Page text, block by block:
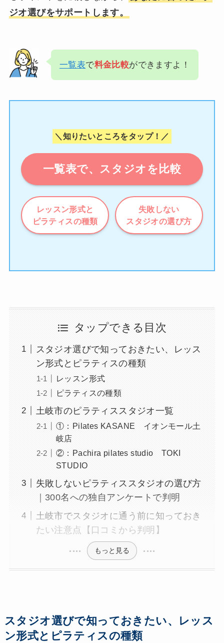
ジオ選びをサポートします。
一覧表で料金比較ができますよ！
＼知りたいところをタップ！／
一覧表で、スタジオを比較
レッスン形式と
ピラティスの種類
失敗しない
スタジオの選び方
タップできる目次
スタジオ選びで知っておきたい、レッス
ン形式とピラティスの種類
レッスン形式
ピラティスの種類
土岐市のピラティススタジオ一覧
①：Pilates KASANE イオンモール土
岐店
②：Pachira pilates studio TOKI
STUDIO
失敗しないピラティススタジオの選び方
｜300名への独自アンケートで判明
土岐市でスタジオに通う前に知っておき
たい注意点【口コミから判明】
もっと見る
スタジオ選びで知っておきたい、レッス
ン形式とピラティスの種類